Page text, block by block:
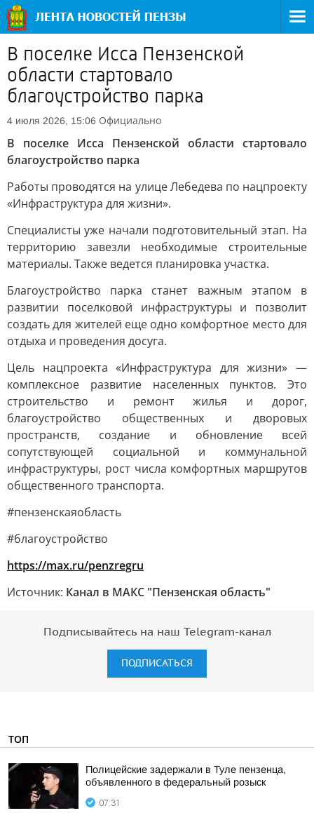
В поселке Исса Пензенской
области стартовало
благоустройство парка
4 июля 2026, 15:06 Официально
В поселке Исса Пензенской области стартовало
благоустройство парка
Работы проводятся на улице Лебедева по нацпроекту
«Инфраструктура для жизни».
Специалисты уже начали подготовительный этап. На
территорию завезли необходимые строительные
материалы. Также ведется планировка участка.
Благоустройство парка станет важным этапом в
развитии поселковой инфраструктуры и позволит
создать для жителей еще одно комфортное место для
отдыха и проведения досуга.
Цель нацпроекта «Инфраструктура для жизни» —
комплексное развитие населенных пунктов. Это
строительство и ремонт жилья и дорог,
благоустройство общественных и дворовых
пространств, создание и обновление всей
сопутствующей социальной и коммунальной
инфраструктуры, рост числа комфортных маршрутов
общественного транспорта.
#пензенскаяобласть
#благоустройство
https://max.ru/penzregru
Источник: Канал в МАКС "Пензенская область"
Подписывайтесь на наш Telegram-канал
ПОДПИСАТЬСЯ
ТОП
Полицейские задержали в Туле пензенца,
объявленного в федеральный розыск
07:31